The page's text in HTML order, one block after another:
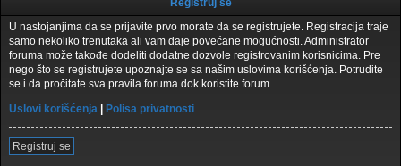
Registruj se
U nastojanjima da se prijavite prvo morate da se registrujete. Registracija traje
samo nekoliko trenutaka ali vam daje povećane mogućnosti. Administrator
foruma može takođe dodeliti dodatne dozvole registrovanim korisnicima. Pre
nego što se registrujete upoznajte se sa našim uslovima korišćenja. Potrudite
se i da pročitate sva pravila foruma dok koristite forum.
Uslovi korišćenja
Polisa privatnosti
Registruj se